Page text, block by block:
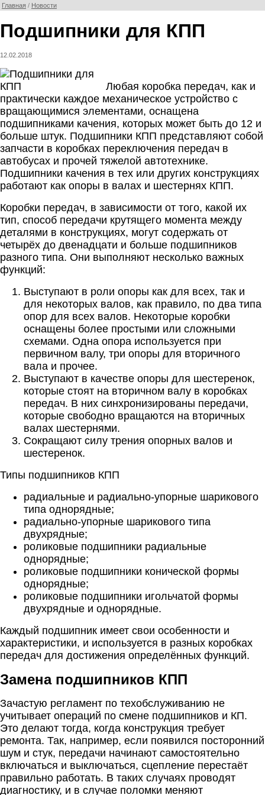
Главная / Новости
Подшипники для КПП
12.02.2018
Любая коробка передач, как и
практически каждое механическое устройство с
вращающимися элементами, оснащена
подшипниками качения, которых может быть до 12 и
больше штук. Подшипники КПП представляют собой
запчасти в коробках переключения передач в
автобусах и прочей тяжелой автотехнике.
Подшипники качения в тех или других конструкциях
работают как опоры в валах и шестернях КПП.
Коробки передач, в зависимости от того, какой их
тип, способ передачи крутящего момента между
деталями в конструкциях, могут содержать от
четырёх до двенадцати и больше подшипников
разного типа. Они выполняют несколько важных
функций:
Выступают в роли опоры как для всех, так и
для некоторых валов, как правило, по два типа
опор для всех валов. Некоторые коробки
оснащены более простыми или сложными
схемами. Одна опора используется при
первичном валу, три опоры для вторичного
вала и прочее.
Выступают в качестве опоры для шестеренок,
которые стоят на вторичном валу в коробках
передач. В них синхронизированы передачи,
которые свободно вращаются на вторичных
валах шестернями.
Сокращают силу трения опорных валов и
шестеренок.
Типы подшипников КПП
радиальные и радиально-упорные шарикового
типа однорядные;
радиально-упорные шарикового типа
двухрядные;
роликовые подшипники радиальные
однорядные;
роликовые подшипники конической формы
однорядные;
роликовые подшипники игольчатой формы
двухрядные и однорядные.
Каждый подшипник имеет свои особенности и
характеристики, и используется в разных коробках
передач для достижения определённых функций.
Замена подшипников КПП
Зачастую регламент по техобслуживанию не
учитывает операций по смене подшипников и КП.
Это делают тогда, когда конструкция требует
ремонта. Так, например, если появился посторонний
шум и стук, передачи начинают самостоятельно
включаться и выключаться, сцепление перестаёт
правильно работать. В таких случаях проводят
диагностику, и в случае поломки меняют